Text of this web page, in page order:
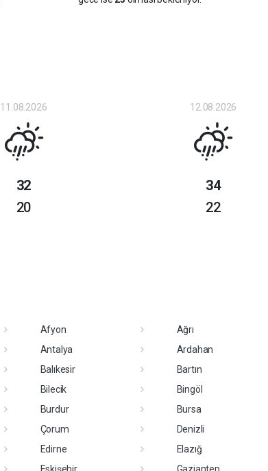
11.08.2026
32
20
12.08.2026
34
22
Afyon
Ağrı
Antalya
Ardahan
Balıkesir
Bartın
Bilecik
Bingöl
Burdur
Bursa
Çorum
Denizli
Edirne
Elazığ
Eskişehir
Gaziantep